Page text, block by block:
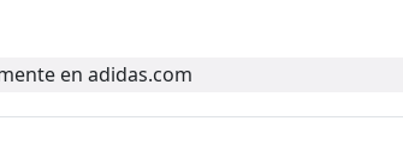
en adidas.com